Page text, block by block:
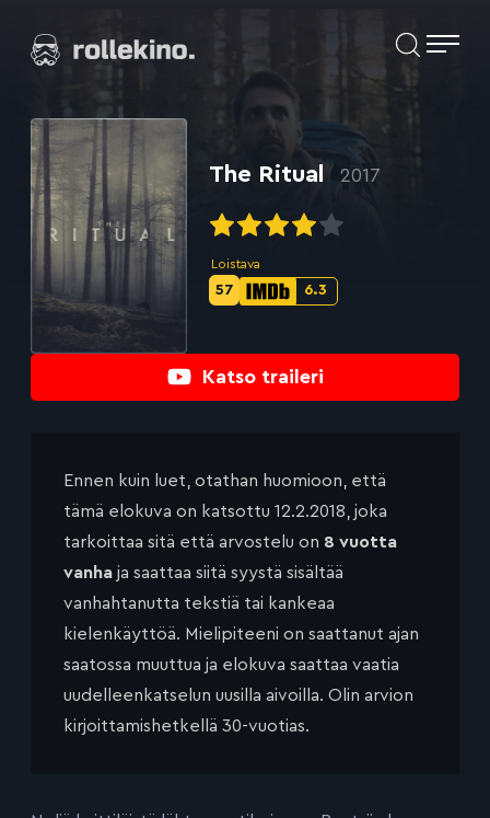
suoraan
Elokuvat ja elokuva-arviot | Rollekino.fi
lopputekstien
jälkeen.
Katso traileri
The Ritual 2017
Loistava
IMDb-
6.3
Metascore-
57
Ennen kuin luet, otathan huomioon, että
tämä elokuva on katsottu 12.2.2018, joka
tarkoittaa sitä että arvostelu on 8 vuotta
vanha ja saattaa siitä syystä sisältää
vanhahtanutta tekstiä tai kankeaa
kielenkäyttöä. Mielipiteeni on saattanut ajan
saatossa muuttua ja elokuva saattaa vaatia
uudelleenkatselun uusilla aivoilla. Olin arvion
kirjoittamishetkellä 30-vuotias.